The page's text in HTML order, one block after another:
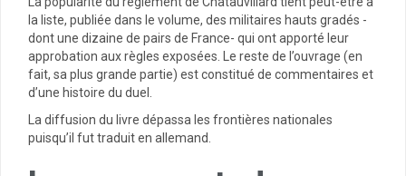
la liste, publiée dans le volume, des militaires hauts gradés -
dont une dizaine de pairs de France- qui ont apporté leur
approbation aux règles exposées. Le reste de l’ouvrage (en
fait, sa plus grande partie) est constitué de commentaires et
d’une histoire du duel.
La diffusion du livre dépassa les frontières nationales
puisqu’il fut traduit en allemand.